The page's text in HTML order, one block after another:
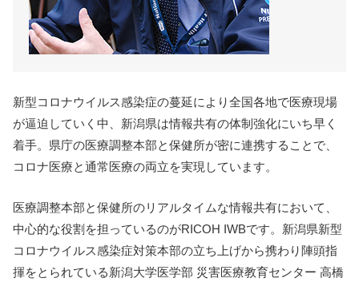
新型コロナウイルス感染症の蔓延により全国各地で医療現場
が逼迫していく中、新潟県は情報共有の体制強化にいち早く
着手。県庁の医療調整本部と保健所が密に連携することで、
コロナ医療と通常医療の両立を実現しています。
医療調整本部と保健所のリアルタイムな情報共有において、
中心的な役割を担っているのがRICOH IWBです。新潟県新型
コロナウイルス感染症対策本部の立ち上げから携わり陣頭指
揮をとられている新潟大学医学部 災害医療教育センター 高橋